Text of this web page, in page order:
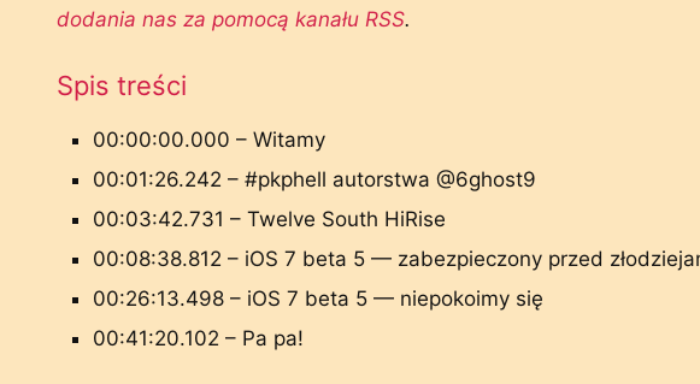
dodania nas za pomocą kanału RSS.
Spis treści
00:00:00.000 – Witamy
00:01:26.242 – #pkphell autorstwa @6ghost9
00:03:42.731 – Twelve South HiRise
00:08:38.812 – iOS 7 beta 5 — zabezpieczony przed
00:26:13.498 – iOS 7 beta 5 — niepokoimy się
00:41:20.102 – Pa pa!